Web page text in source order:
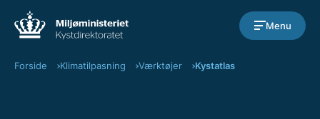
Menu
Forside Klimatilpasning Værktøjer Kystatlas